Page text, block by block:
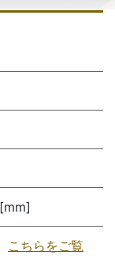
こちらをご覧